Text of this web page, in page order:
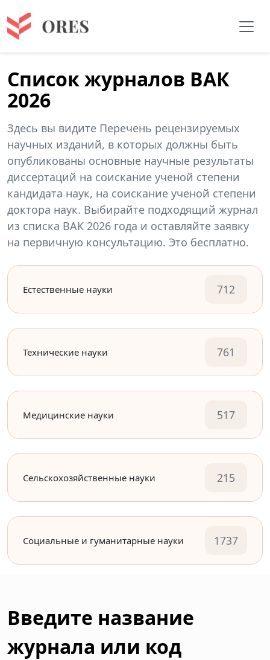
Список журналов ВАК
2026
Здесь вы видите Перечень рецензируемых
научных изданий, в которых должны быть
опубликованы основные научные результаты
диссертаций на соискание ученой степени
кандидата наук, на соискание ученой степени
доктора наук. Выбирайте подходящий журнал
из списка ВАК 2026 года и оставляйте заявку
на первичную консультацию. Это бесплатно.
Естественные науки 712
Технические науки 761
Медицинские науки 517
Сельскохозяйственные науки 215
Социальные и гуманитарные науки 1737
Введите название
журнала или код